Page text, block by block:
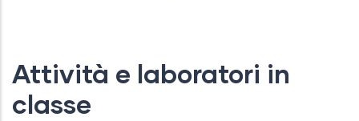
Attività e laboratori in
classe